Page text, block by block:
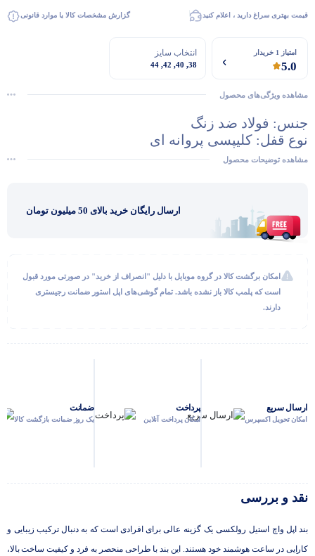
قیمت بهتری سراغ دارید ، اعلام کنید گزارش مشخصات کالا یا موارد قانونی
امتیاز 1 خریدار
5.0
انتخاب سایز
38, 40, 42, 44
مشاهده ویژگی‌های محصول
جنس: فولاد ضد زنگ
نوع قفل: کلیپسی پروانه ای
قابلیت نصب آسان
مشاهده توضیحات محصول
ارسال رایگان خرید بالای 50 میلیون تومان
امکان برگشت کالا در گروه موبایل با دلیل "انصراف از خرید" در صورتی مورد قبول
است که پلمب کالا باز نشده باشد. تمام گوشی‌های اپل استور ضمانت رجیستری
دارند.
ارسال سریع
امکان تحویل اکسپرس
پرداخت
امکان پرداخت آنلاین
ضمانت
یک روز ضمانت بازگشت کالا
نقد و بررسی
بند اپل واچ استیل رولکسی یک گزینه عالی برای افرادی است که به دنبال ترکیب زیبایی و
کارایی در ساعت هوشمند خود هستند. این بند با طراحی منحصر به فرد و کیفیت ساخت بالا،
گفتگو با غرفه‌دار
در حال اتصال...